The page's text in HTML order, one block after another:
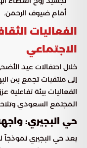
أمام ضيوف الرحمن.
الفعاليات
الاجتماعي
خلال احتفالات عيد
إلى ملتقيات تجمع بين
الفعاليات بيئة تفاعلية
المجتمع السعودي
حي البجيري:
يعد حي البجيري نموذجاً